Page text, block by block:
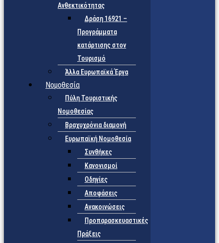
Ανθεκτικότητας
Δράση 16921 –
Προγράμματα
κατάρτισης στον
Τουρισμό
Άλλα Ευρωπαϊκά Έργα
Νομοθεσία
Πύλη Τουριστικής
Νομοθεσίας
Βραχυχρόνια διαμονή
Ευρωπαϊκή Νομοθεσία
Συνθήκες
Κανονισμοί
Οδηγίες
Αποφάσεις
Ανακοινώσεις
Προπαρασκευαστικές
Πράξεις